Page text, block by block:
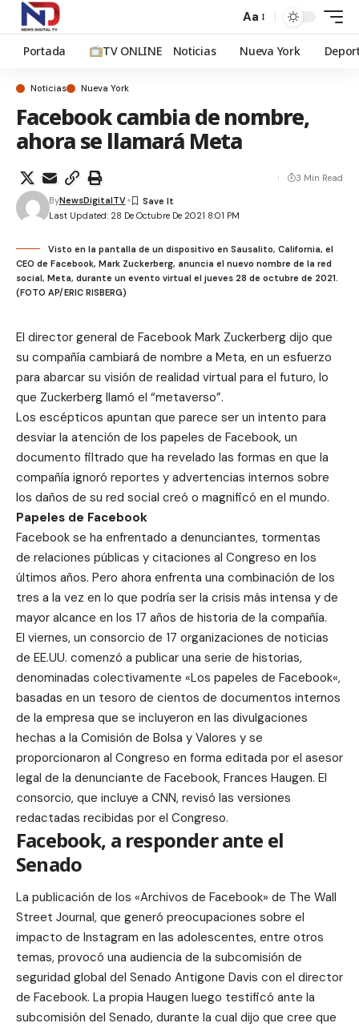
Aa
Portada TV ONLINE Noticias Nueva York
Noticias Nueva York
Facebook cambia de nombre,
ahora se llamará Meta
Last Updated: 28 De Octubre De 2021 8:01 PM
ByNewsDigitalTV
3 Min Read
Visto en la pantalla de un dispositivo en Sausalito, California, el
CEO de Facebook, Mark Zuckerberg, anuncia el nuevo nombre de la red
social, Meta, durante un evento virtual el jueves 28 de octubre de 2021.
(FOTO AP/ERIC RISBERG)
El director general de Facebook Mark Zuckerberg dijo que
su compañía cambiará de nombre a Meta, en un esfuerzo
para abarcar su visión de realidad virtual para el futuro, lo
que Zuckerberg llamó el “metaverso”.
Los escépticos apuntan que parece ser un intento para
desviar la atención de los papeles de Facebook, un
documento filtrado que ha revelado las formas en que la
compañía ignoró reportes y advertencias internos sobre
los daños de su red social creó o magnificó en el mundo.
Papeles de Facebook
Facebook se ha enfrentado a denunciantes, tormentas
de relaciones públicas y citaciones al Congreso en los
últimos años. Pero ahora enfrenta una combinación de los
tres a la vez en lo que podría ser la crisis más intensa y de
mayor alcance en los 17 años de historia de la compañía.
El viernes, un consorcio de 17 organizaciones de noticias
de EE.UU. comenzó a publicar una serie de historias,
denominadas colectivamente «Los papeles de Facebook«,
basadas en un tesoro de cientos de documentos internos
de la empresa que se incluyeron en las divulgaciones
hechas a la Comisión de Bolsa y Valores y se
proporcionaron al Congreso en forma editada por el asesor
legal de la denunciante de Facebook, Frances Haugen. El
consorcio, que incluye a CNN, revisó las versiones
redactadas recibidas por el Congreso.
Facebook, a responder ante el
Senado
La publicación de los «Archivos de Facebook» de The Wall
Street Journal, que generó preocupaciones sobre el
impacto de Instagram en las adolescentes, entre otros
temas, provocó una audiencia de la subcomisión de
seguridad global del Senado Antigone Davis con el director
de Facebook. La propia Haugen luego testificó ante la
subcomisión del Senado, durante la cual dijo que cree que